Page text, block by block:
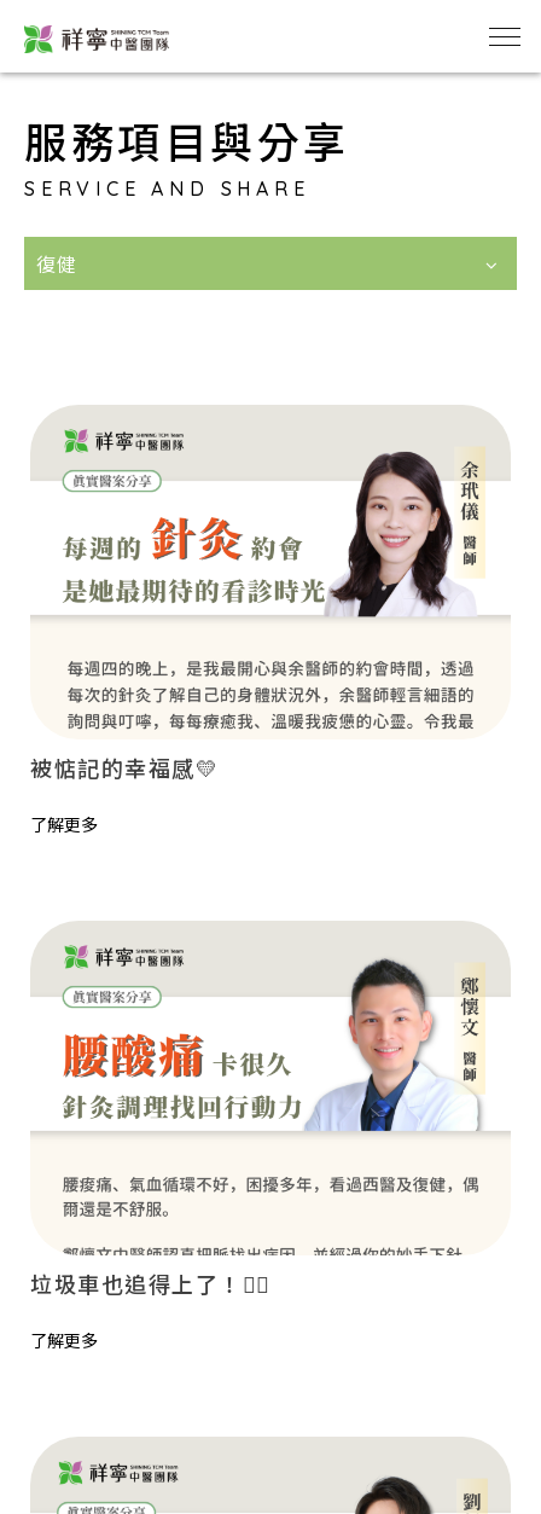
服務項目與分享
SERVICE AND SHARE
復健
被惦記的幸福感💛
了解更多
垃圾車也追得上了！🏃‍♀️
了解更多